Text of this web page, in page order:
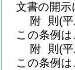
文書の開
附 則 (
この条例
附 則 (
この条例